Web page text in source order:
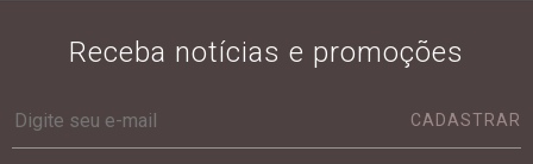
Receba notícias e promoções
CADASTRAR